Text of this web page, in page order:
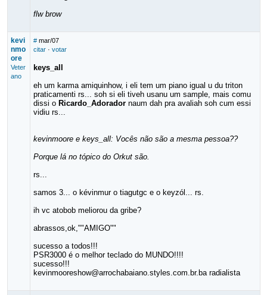
flw brow
kevi
nmo
ore
Veter
ano
# mar/07
citar· votar
keys_all
eh um karma amiquinhow, i eli tem um piano igual u du triton
praticamenti rs... soh si eli tiveh usanu um sample, mais comu
dissi o Ricardo_Adoradornaum dah pra avaliah soh cum essi
vidiu rs...
kevinmoore e keys_all: Vocês não são a mesma pessoa??
Porque lá no tópico do Orkut são.
rs...
samos 3... o kévinmur o tiagutgc e o keyzól... rs.
ih vc atobob meliorou da gribe?
abrassos,ok,""AMIGO""
sucesso a todos!!!
PSR3000 é o melhor teclado do MUNDO!!!!
sucesso!!!
kevinmooreshow@arrochabaiano.styles.com.br.ba radialista